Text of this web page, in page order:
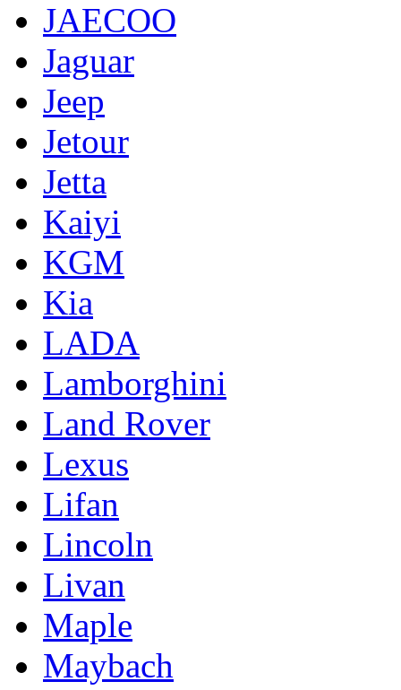
JAECOO
Jaguar
Jeep
Jetour
Jetta
Kaiyi
KGM
Kia
LADA
Lamborghini
Land Rover
Lexus
Lifan
Lincoln
Livan
Maple
Maybach